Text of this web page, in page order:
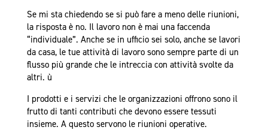
Se mi sta chiedendo se si può fare a meno delle riunioni,
la risposta è no. Il lavoro non è mai una faccenda
“individuale”. Anche se in ufficio sei solo, anche se lavori
da casa, le tue attività di lavoro sono sempre parte di un
flusso più grande che le intreccia con attività svolte da
altri. ù
I prodotti e i servizi che le organizzazioni offrono sono il
frutto di tanti contributi che devono essere tessuti
insieme. A questo servono le riunioni operative.